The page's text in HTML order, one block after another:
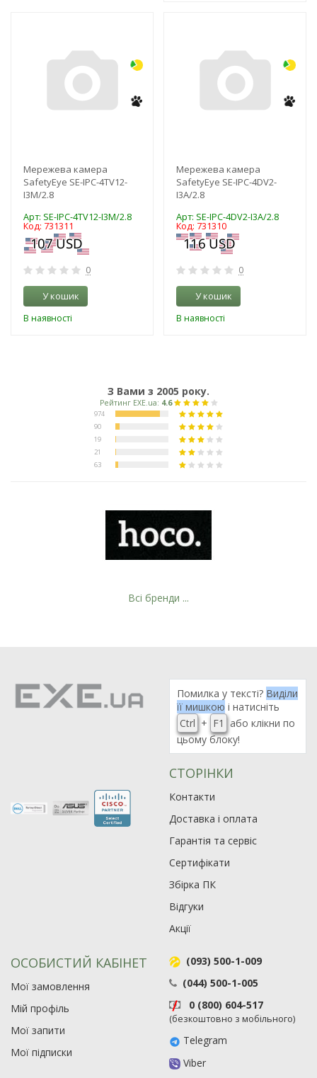
Мережева камера
SafetyEye SE-IPC-4TV12-
I3M/2.8
Арт: SE-IPC-4TV12-I3M/2.8
Код: 731311
0
У кошик
В наявності
Мережева камера
SafetyEye SE-IPC-4DV2-
I3A/2.8
Арт: SE-IPC-4DV2-I3A/2.8
Код: 731310
0
У кошик
В наявності
З Вами з 2005 року.
Всі бренди ...
Помилка у тексті? Виділи
її мишкою і натисніть
Ctrl + F1
або клікни по
цьому блоку!
СТОРІНКИ
Контакти
Доставка і оплата
Гарантія та сервіс
Сертифікати
Збірка ПК
Відгуки
Акції
ОСОБИСТИЙ КАБІНЕТ
Мої замовлення
Мій профіль
Мої запити
Мої підписки
(093) 500-1-009
(044) 500-1-005
0 (800) 604-517
(безкоштовно з мобільного)
Telegram
Viber